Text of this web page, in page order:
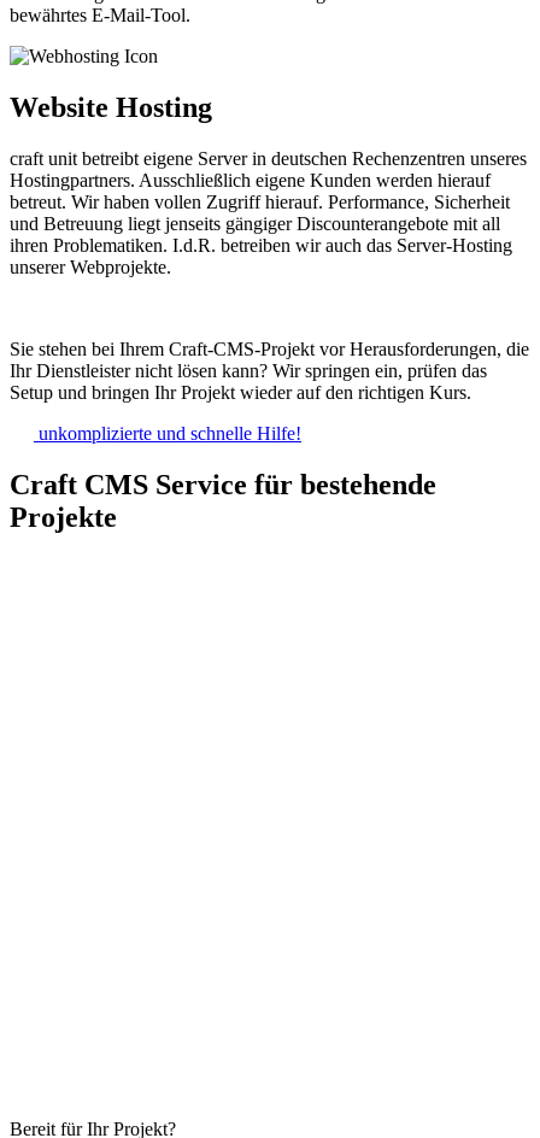
bewährtes E-Mail-Tool.
Website Hosting
craft unit betreibt eigene Server in deutschen Rechenzentren unseres
Hostingpartners. Ausschließlich eigene Kunden werden hierauf
betreut. Wir haben vollen Zugriff hierauf. Performance, Sicherheit
und Betreuung liegt jenseits gängiger Discounterangebote mit all
ihren Problematiken. I.d.R. betreiben wir auch das Server-Hosting
unserer Webprojekte.
Sie stehen bei Ihrem Craft-CMS-Projekt vor Herausforderungen, die
Ihr Dienstleister nicht lösen kann? Wir springen ein, prüfen das
Setup und bringen Ihr Projekt wieder auf den richtigen Kurs.
unkomplizierte und schnelle Hilfe!
Craft CMS Service für bestehende
Projekte
Bereit für Ihr Projekt?